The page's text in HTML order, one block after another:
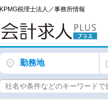
KPMG税理士法人／事務所情報
勤務地